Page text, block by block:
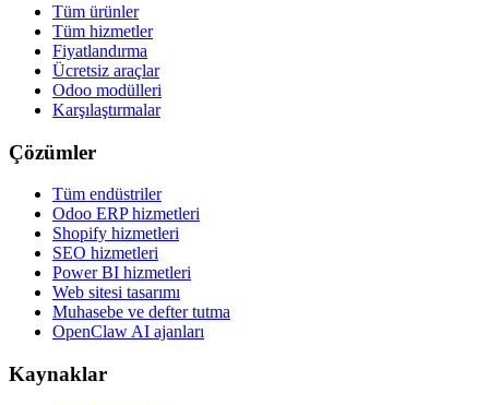
Tüm ürünler
Tüm hizmetler
Fiyatlandırma
Ücretsiz araçlar
Odoo modülleri
Karşılaştırmalar
Çözümler
Tüm endüstriler
Odoo ERP hizmetleri
Shopify hizmetleri
SEO hizmetleri
Power BI hizmetleri
Web sitesi tasarımı
Muhasebe ve defter tutma
OpenClaw AI ajanları
Kaynaklar